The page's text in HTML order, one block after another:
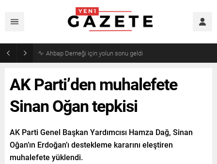
Mourinho’dan Arda Güler’e kötü haber
AK Parti’den muhalefete
Sinan Oğan tepkisi
AK Parti Genel Başkan Yardımcısı Hamza Dağ, Sinan
Oğan’ın Erdoğan’ı destekleme kararını eleştiren
muhalefete yüklendi.